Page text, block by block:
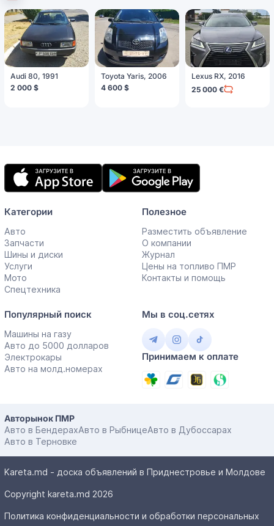
Audi 80, 1991
2 000 $
Toyota Yaris, 2006
4 600 $
Lexus RX, 2016
25 000 €
Мобильное
приложение
Категории
Авто
Запчасти
Шины и диски
Услуги
Мото
Спецтехника
Полезное
Разместить объявление
О компании
Журнал
Цены на топливо ПМР
Контакты и помощь
Популярный поиск
Машины на газу
Авто до 5000 долларов
Электрокары
Авто на молд.номерах
Мы в соц.сетях
Принимаем к оплате
Авторынок ПМР
Авто в БендерахАвто в РыбницеАвто в Дубоссарах
Авто в Терновке
Kareta.md - доска объявлений в Приднестровье и Молдове
Copyright kareta.md 2026
Политика конфиденциальности и обработки персональных